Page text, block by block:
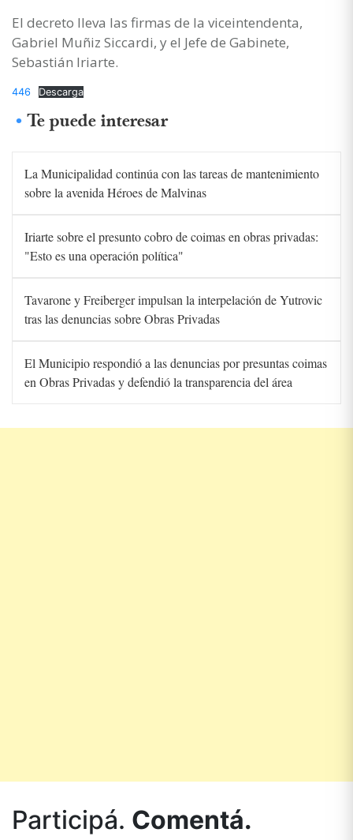
El decreto lleva las firmas de la viceintendenta,
Gabriel Muñiz Siccardi, y el Jefe de Gabinete,
Sebastián Iriarte.
446 Descarga
Te puede interesar
La Municipalidad continúa con las tareas de mantenimiento
sobre la avenida Héroes de Malvinas
Iriarte sobre el presunto cobro de coimas en obras privadas:
"Esto es una operación política"
Tavarone y Freiberger impulsan la interpelación de Yutrovic
tras las denuncias sobre Obras Privadas
El Municipio respondió a las denuncias por presuntas coimas
en Obras Privadas y defendió la transparencia del área
Participá. Comentá.